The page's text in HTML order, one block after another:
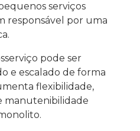
serviços
responsável por uma
pode ser
e escalado de forma
flexibilidade,
manutenibilidade